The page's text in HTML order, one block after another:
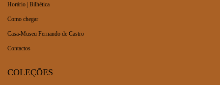
Horário | Bilhética
Como chegar
Casa-Museu Fernando de Castro
Contactos
COLEÇÕES